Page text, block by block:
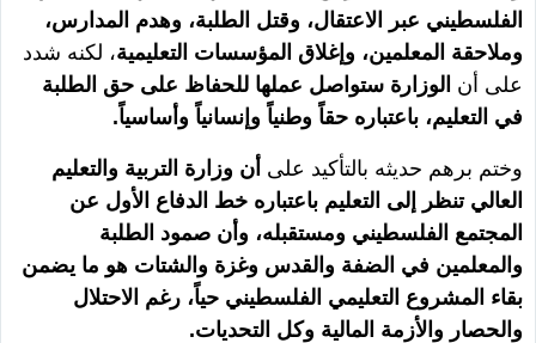
الفلسطيني عبر الاعتقال، وقتل الطلبة، وهدم المدارس،
وملاحقة المعلمين، وإغلاق المؤسسات التعليمية، لكنه شدد
على أن الوزارة ستواصل عملها للحفاظ على حق الطلبة
في التعليم، باعتباره حقاً وطنياً وإنسانياً وأساسياً.
وختم برهم حديثه بالتأكيد على أن وزارة التربية والتعليم
العالي تنظر إلى التعليم باعتباره خط الدفاع الأول عن
المجتمع الفلسطيني ومستقبله، وأن صمود الطلبة
والمعلمين في الضفة والقدس وغزة والشتات هو ما يضمن
بقاء المشروع التعليمي الفلسطيني حياً، رغم الاحتلال
والحصار والأزمة المالية وكل التحديات.